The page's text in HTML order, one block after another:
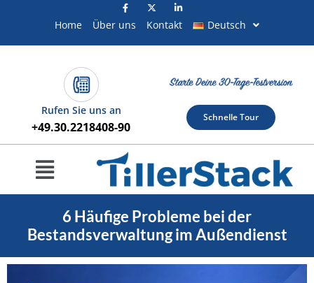
Home Über uns Kontakt Deutsch
Rufen Sie uns an
+49.30.2218408-90
Schnelle Tour
Menü
6 Häufige Probleme bei der
Bestandsverwaltung im Außendienst